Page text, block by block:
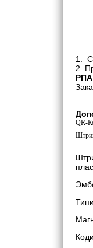
1.
2.
QR-